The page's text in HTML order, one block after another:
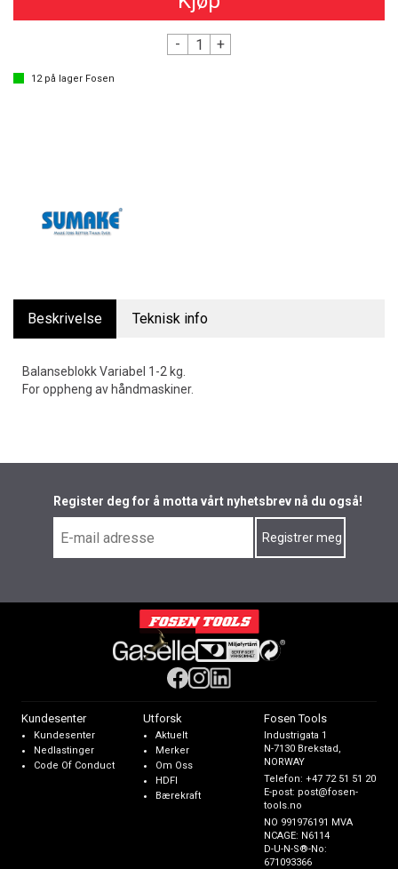
- +
12på lager Fosen
Beskrivelse Teknisk info
Balanseblokk Variabel 1-2 kg.
For oppheng av håndmaskiner.
Register deg for å motta vårt nyhetsbrev nå du også!
Kundesenter
Kundesenter
Nedlastinger
Code Of Conduct
Utforsk
Aktuelt
Merker
Om Oss
HDFI
Bærekraft
Fosen Tools
Industrigata 1
N-7130 Brekstad,
NORWAY
Telefon:+47 72 51 51 20
E-post: post@fosen-
tools.no
NO 991976191 MVA
NCAGE: N6114
D-U-N-S®-No:
671093366